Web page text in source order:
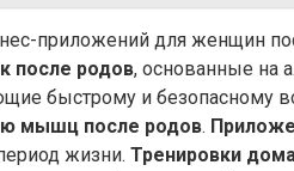
приложений для женщин
после родов, основанные на
быстрому и безопасному
мышц после родов.
жизни. Тренировки